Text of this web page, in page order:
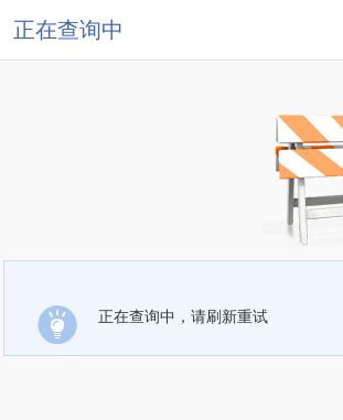
正在查询中
正在查询中，请刷新重试